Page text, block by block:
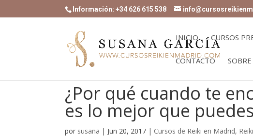
Información: +34 626 615 538
INICIO CURSOS
CONTACTO
¿Por qué cuando te
es lo mejor que
por susana | Jun 20, 2017 | Cursos de Reiki en Madrid,